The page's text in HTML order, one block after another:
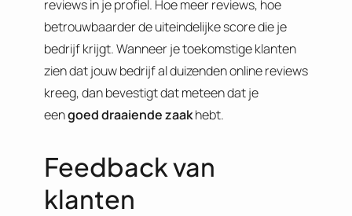
reviews in je profiel. Hoe meer reviews, hoe
betrouwbaarder de uiteindelijke score die je
bedrijf krijgt. Wanneer je toekomstige klanten
zien dat jouw bedrijf al duizenden online reviews
kreeg, dan bevestigt dat meteen dat je
eengoed draaiende zaakhebt.
Feedback van
klanten